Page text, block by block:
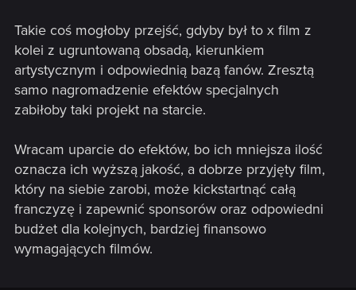
Takie coś mogłoby przejść, gdyby był to x film z
kolei z ugruntowaną obsadą, kierunkiem
artystycznym i odpowiednią bazą fanów. Zresztą
samo nagromadzenie efektów specjalnych
zabiłoby taki projekt na starcie.
Wracam uparcie do efektów, bo ich mniejsza ilość
oznacza ich wyższą jakość, a dobrze przyjęty film,
który na siebie zarobi, może kickstartnąć całą
franczyzę i zapewnić sponsorów oraz odpowiedni
budżet dla kolejnych, bardziej finansowo
wymagających filmów.